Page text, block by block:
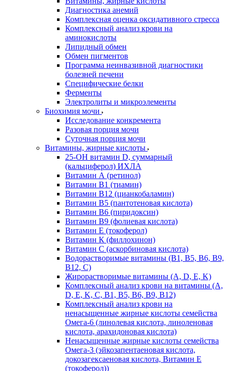
Диагностика анемий
Комплексная оценка оксидативного стресса
Комплексный анализ крови на
аминокислоты
Липидный обмен
Обмен пигментов
Программа неинвазивной диагностики
болезней печени
Специфические белки
Ферменты
Электролиты и микроэлементы
Биохимия мочи
Исследование конкремента
Разовая порция мочи
Суточная порция мочи
Витамины, жирные кислоты
25-OH витамин D, суммарный
(кальциферол) ИХЛА
Витамин А (ретинол)
Витамин В1 (тиамин)
Витамин В12 (цианкобаламин)
Витамин В5 (пантотеновая кислота)
Витамин В6 (пиридоксин)
Витамин В9 (фолиевая кислота)
Витамин Е (токоферол)
Витамин К (филлохинон)
Витамин С (аскорбиновая кислота)
Водорастворимые витамины (B1, B5, B6, В9,
В12, С)
Жирорастворимые витамины (A, D, E, K)
Комплексный анализ крови на витамины (A,
D, E, K, C, B1, B5, B6, В9, B12)
Комплексный анализ крови на
ненасыщенные жирные кислоты семейства
Омега-6 (линолевая кислота, линоленовая
кислота, арахидоновая кислота)
Ненасыщенные жирные кислоты семейства
Омега-3 (эйкозапентаеновая кислота,
докозагексаеновая кислота, Витамин E
(токоферол))